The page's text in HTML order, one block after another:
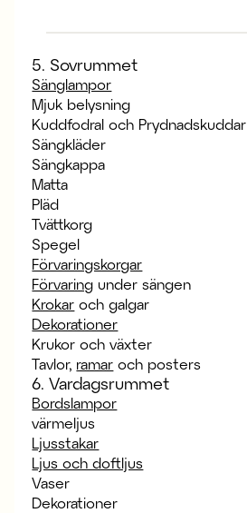
5. Sovrummet
Sänglampor
Mjuk belysning
Kuddfodral och Prydnadskuddar
Sängkläder
Sängkappa
Matta
Pläd
Tvättkorg
Spegel
Förvaringskorgar
Förvaring under sängen
Krokar och galgar
Dekorationer
Krukor och växter
Tavlor, ramar och posters
6. Vardagsrummet
Bordslampor
värmeljus
Ljusstakar
Ljus och doftljus
Vaser
Dekorationer